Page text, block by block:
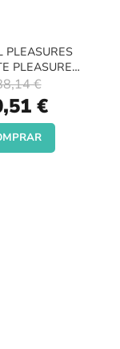
PLEASURES
PLEASURE
€
€